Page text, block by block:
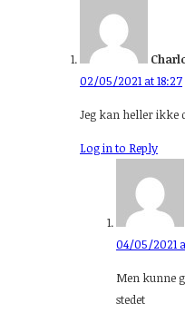
02/05/2021 at 18:27
Jeg kan heller ikke
Log in to Reply
04/05/2021
Men kunne
stedet